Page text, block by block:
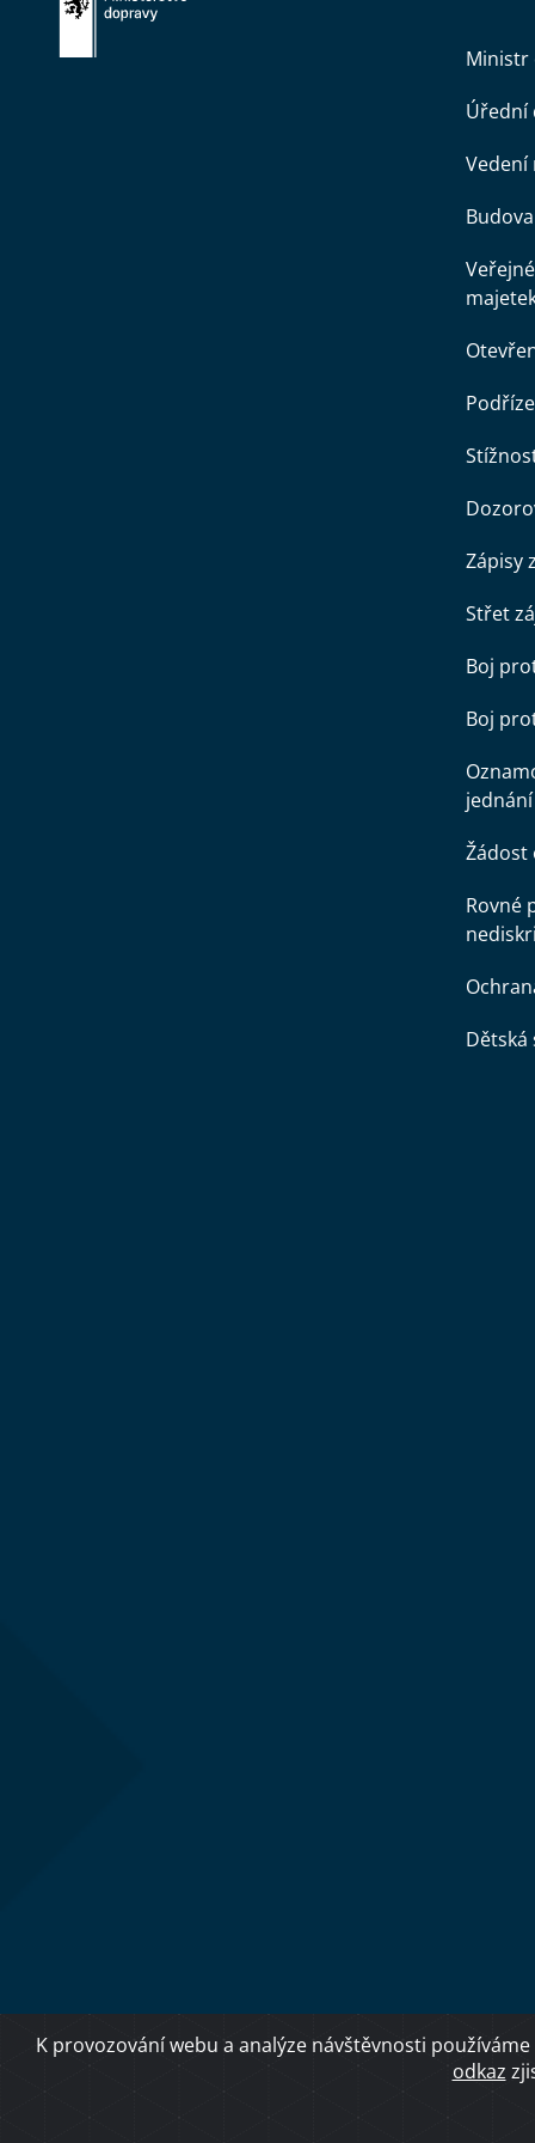
Ministr
Úřední
Zápisy
Střet
Boj
Boj
jednání
Žádost
Rovné
Dětská
K provozování webu a analýze návštěvnosti
odkaz